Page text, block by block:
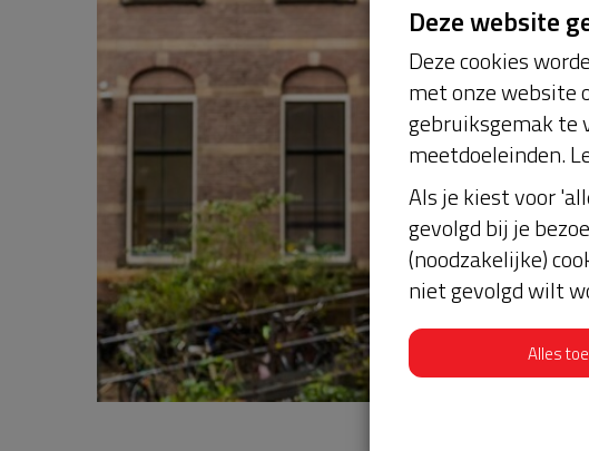
Deze website
Deze cookies
met onze website
gebruiksgemak te
meetdoeleinden.
Als je kiest voor
gevolgd bij je
(noodzakelijke)
niet gevolgd wilt
Alles